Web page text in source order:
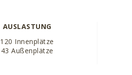
AUSLASTUNG
120 Innenplätze
43 Außenplätze